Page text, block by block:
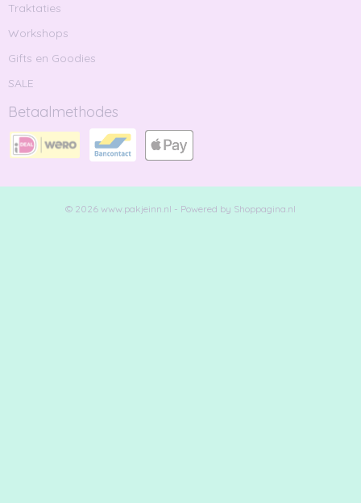
Traktaties
Workshops
Gifts en Goodies
SALE
Betaalmethodes
© 2026 www.pakjeinn.nl - Powered by Shoppagina.nl